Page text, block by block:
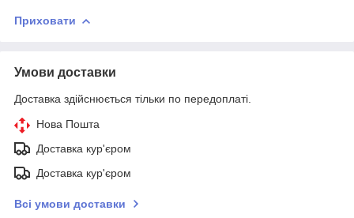
Приховати
Умови доставки
Доставка здійснюється тільки по передоплаті.
Нова Пошта
Доставка кур'єром
Доставка кур'єром
Всі умови доставки